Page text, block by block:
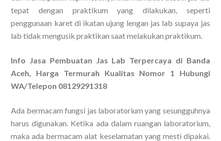
tepat dengan praktikum yang dilakukan, seperti
penggunaan karet di ikatan ujung lengan jas lab supaya jas
lab tidak mengusik praktikan saat melakukan praktikum.
Info Jasa Pembuatan Jas Lab Terpercaya di Banda
Aceh, Harga Termurah Kualitas Nomor 1 Hubungi
WA/Telepon 08129291318
Ada bermacam fungsi jas laboratorium yang sesungguhnya
harus digunakan. Ketika ada dalam ruangan laboratorium,
maka ada bermacam alat keselamatan yang mesti dipakai.